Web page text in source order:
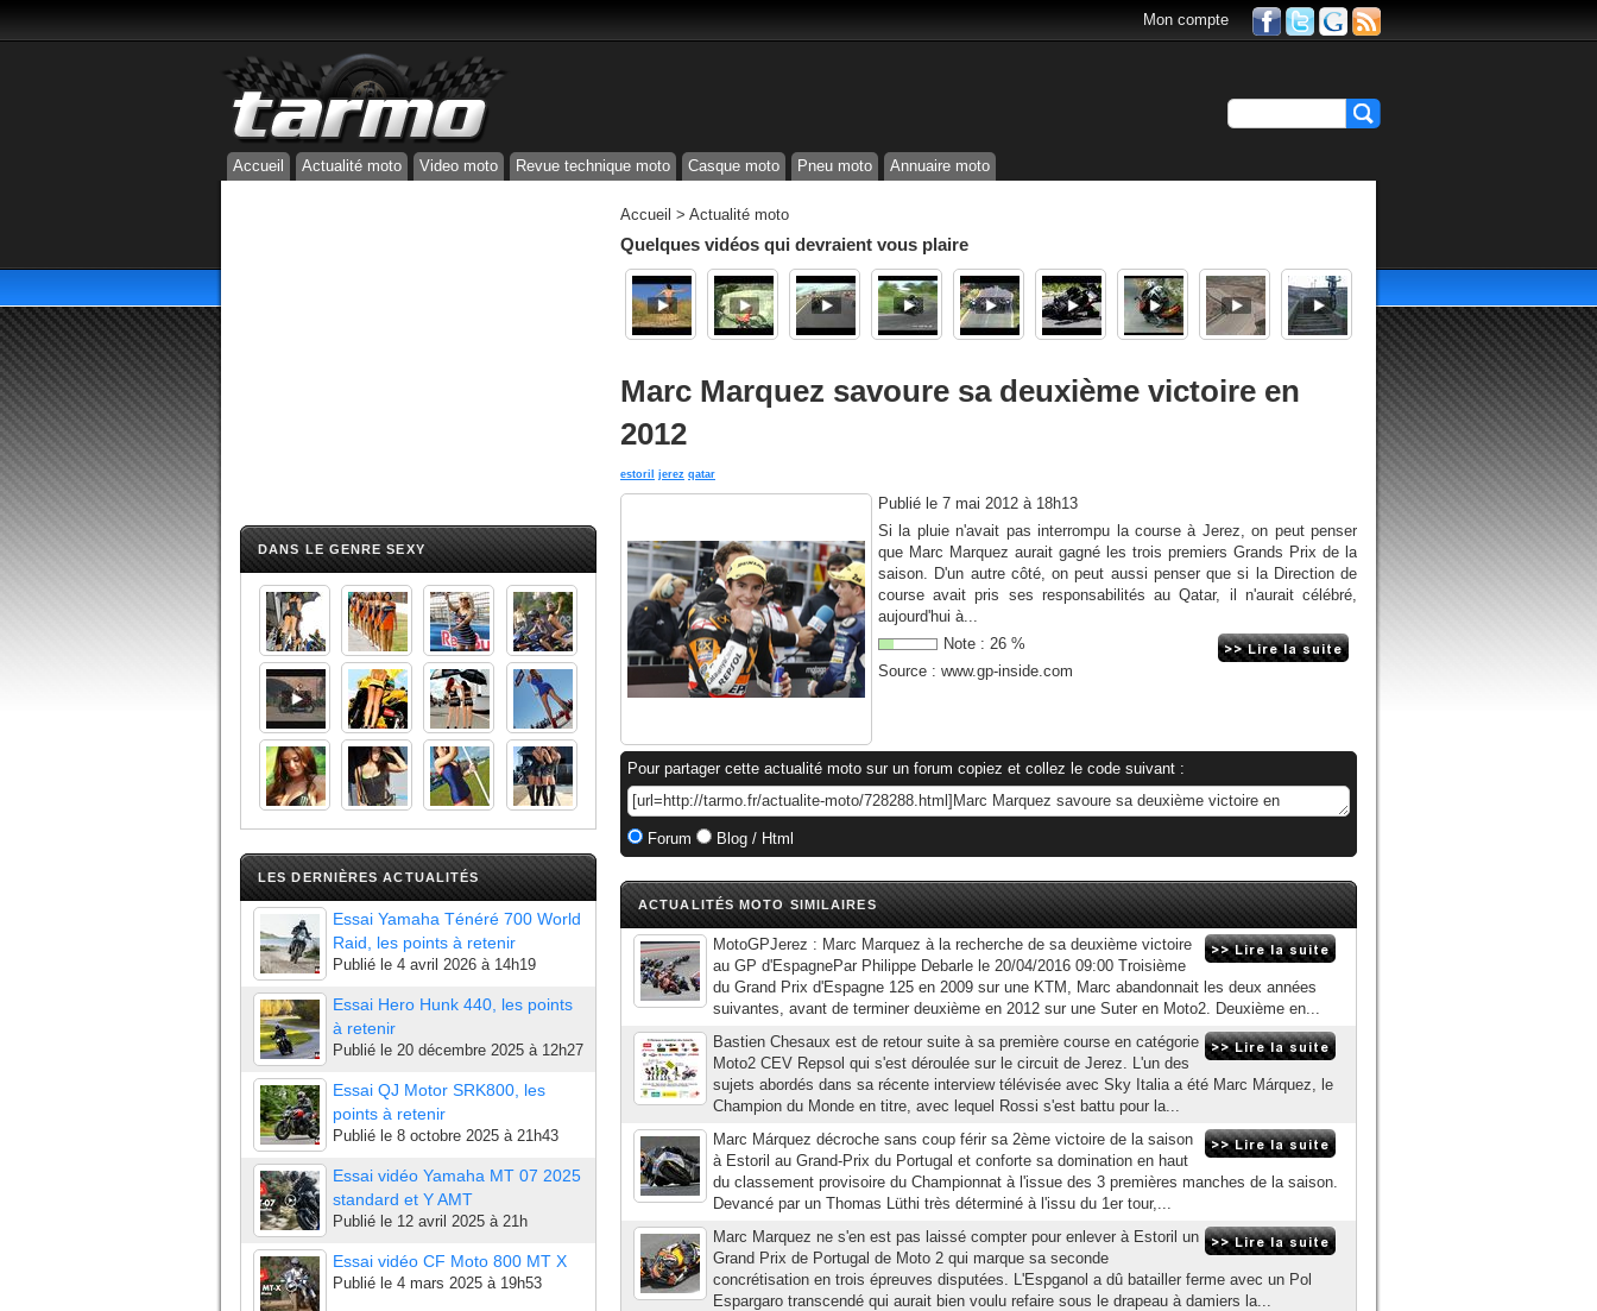
Mon compte
Accueil Actualité moto Video moto Revue technique moto Casque moto Pneu moto Annuaire moto
DANS LE GENRE SEXY
LES DERNIÈRES ACTUALITÉS
Essai Yamaha Ténéré 700 World
Raid, les points à retenir
Publié le 4 avril 2026 à 14h19
Essai Hero Hunk 440, les points
à retenir
Publié le 20 décembre 2025 à 12h27
Essai QJ Motor SRK800, les
points à retenir
Publié le 8 octobre 2025 à 21h43
Essai vidéo Yamaha MT 07 2025
standard et Y AMT
Publié le 12 avril 2025 à 21h
Essai vidéo CF Moto 800 MT X
Publié le 4 mars 2025 à 19h53
Accueil > Actualité moto
Quelques vidéos qui devraient vous plaire
Marc Marquez savoure sa deuxième victoire en
2012
estoril jerez qatar
Publié le 7 mai 2012 à 18h13
Si la pluie n'avait pas interrompu la course à Jerez, on peut penser
que Marc Marquez aurait gagné les trois premiers Grands Prix de la
saison. D'un autre côté, on peut aussi penser que si la Direction de
course avait pris ses responsabilités au Qatar, il n'aurait célébré,
aujourd'hui à...
Note : 26 %
Source : www.gp-inside.com
Pour partager cette actualité moto sur un forum copiez et collez le code suivant :
Forum Blog / Html
ACTUALITÉS MOTO SIMILAIRES
MotoGPJerez : Marc Marquez à la recherche de sa deuxième victoire
au GP d'EspagnePar Philippe Debarle le 20/04/2016 09:00 Troisième
du Grand Prix d'Espagne 125 en 2009 sur une KTM, Marc abandonnait les deux années
suivantes, avant de terminer deuxième en 2012 sur une Suter en Moto2. Deuxième en...
Bastien Chesaux est de retour suite à sa première course en catégorie
Moto2 CEV Repsol qui s'est déroulée sur le circuit de Jerez. L'un des
sujets abordés dans sa récente interview télévisée avec Sky Italia a été Marc Márquez, le
Champion du Monde en titre, avec lequel Rossi s'est battu pour la...
Marc Márquez décroche sans coup férir sa 2ème victoire de la saison
à Estoril au Grand-Prix du Portugal et conforte sa domination en haut
du classement provisoire du Championnat à l'issue des 3 premières manches de la saison.
Devancé par un Thomas Lüthi très déterminé à l'issu du 1er tour,...
Marc Marquez ne s'en est pas laissé compter pour enlever à Estoril un
Grand Prix de Portugal de Moto 2 qui marque sa seconde
concrétisation en trois épreuves disputées. L'Espganol a dû batailler ferme avec un Pol
Espargaro transcendé qui aurait bien voulu refaire sous le drapeau à damiers la...